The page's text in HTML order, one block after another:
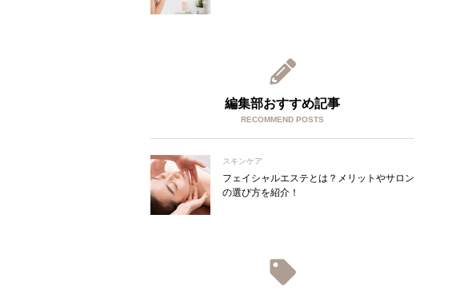
編集部おすすめ記事
RECOMMEND POSTS
スキンケア
フェイシャルエステとは？メリットやサロン
の選び方を紹介！